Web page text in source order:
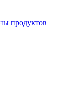
продуктов